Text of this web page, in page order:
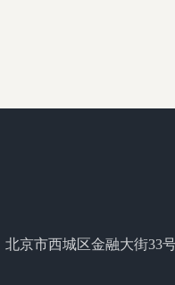
北京市西城区金融大街33